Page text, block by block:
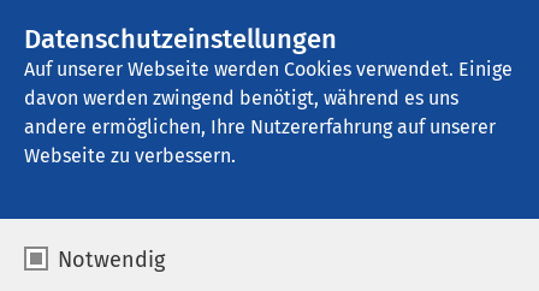
Datenschutzeinstellungen
Auf unserer Webseite werden Cookies verwendet. Einige
davon werden zwingend benötigt, während es uns
andere ermöglichen, Ihre Nutzererfahrung auf unserer
Webseite zu verbessern.
Notwendig
AMEOS Reha Zentrum Oberhausen